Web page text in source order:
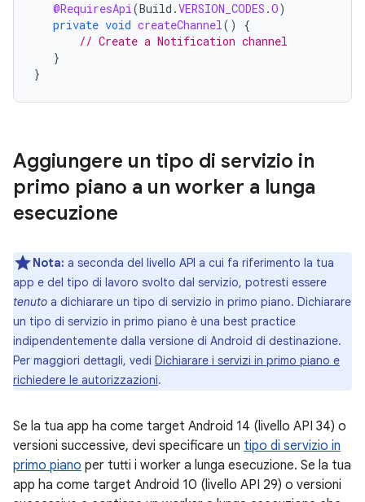
@RequiresApi(Build .VERSION_CODES .O)
private void createChannel()
{
// Create a Notification channel
}
}
Aggiungere un tipo di servizio in
primo piano a un worker a lunga
esecuzione
Nota: a seconda del livello API a cui fa riferimento la tua
app e del tipo di lavoro svolto dal servizio, potresti essere
tenuto a dichiarare un tipo di servizio in primo piano. Dichiarare
un tipo di servizio in primo piano è una best practice
indipendentemente dalla versione di Android di destinazione.
Per maggiori dettagli, vedi Dichiarare i servizi in primo piano e
richiedere le autorizzazioni.
Se la tua app ha come target Android 14 (livello API 34) o
versioni successive, devi specificare un tipo di servizio in
primo piano per tutti i worker a lunga esecuzione. Se la tua
app ha come target Android 10 (livello API 29) o versioni